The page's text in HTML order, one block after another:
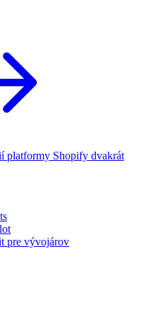
platformy Shopify dvakrát
pre vývojárov